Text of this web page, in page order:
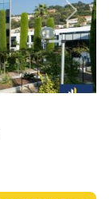
Next